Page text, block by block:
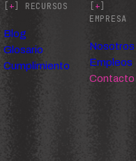
[+] RECURSOS
Blog
Glosario
Cumplimiento
[+]
EMPRESA
Nosotros
Empleos
Contacto